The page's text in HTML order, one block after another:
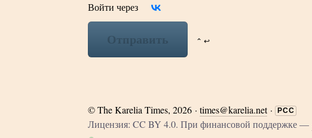
Войти через
Отправить ⌃ ↩
©The Karelia Times, 2026 ·times@karelia.net· РСС
Лицензия: CC BY 4.0. При финансовой поддержке —